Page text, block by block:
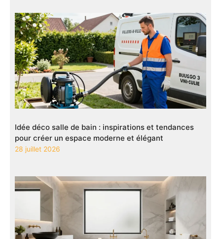
Idée déco salle de bain : inspirations et tendances
pour créer un espace moderne et élégant
28 juillet 2026